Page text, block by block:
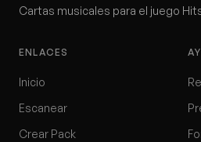
Cartas musicales para el juego
ENLACES
Inicio
Escanear
Crear Pack